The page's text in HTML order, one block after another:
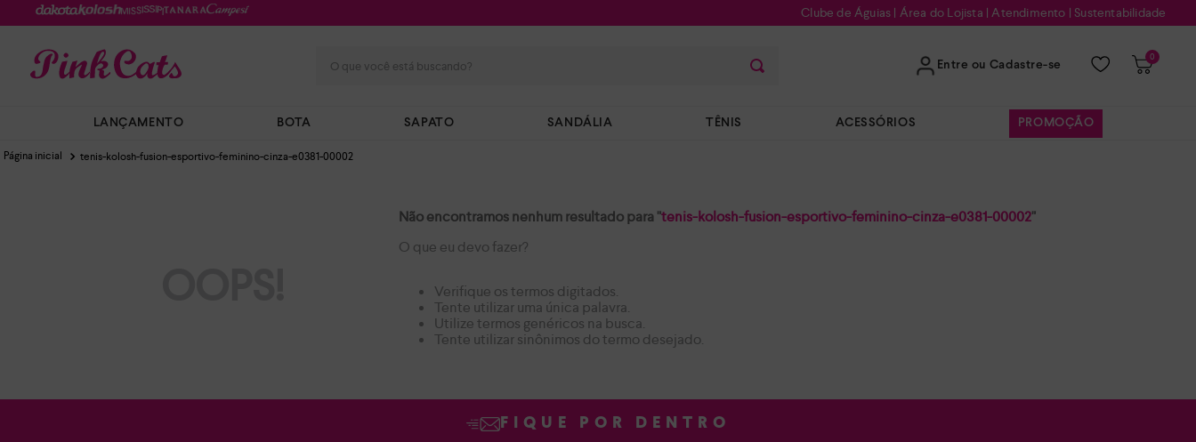
Clube de Águias | Área do Lojista |Atendimento | Sustentabilidade
Entre ou Cadastre-se
0
LANÇAMENTO BOTA SAPATO SANDÁLIA TÊNIS ACESSÓRIOS PROMOÇÃO
tenis-kolosh-fusion-esportivo-feminino-cinza-e0381-00002
Não encontramos nenhum resultado para "tenis-kolosh-fusion-esportivo-feminino-cinza-e0381-00002"
O que eu devo fazer?
Verifique os termos digitados.
Tente utilizar uma única palavra.
Utilize termos genéricos na busca.
Tente utilizar sinônimos do termo desejado.
FIQUE POR DENTRO